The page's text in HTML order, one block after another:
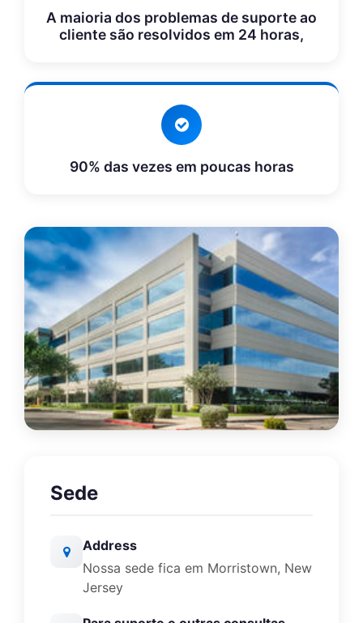
A maioria dos problemas de suporte ao
cliente são resolvidos em 24 horas,
90% das vezes em poucas horas
Sede
Address
Nossa sede fica em Morristown, New
Jersey